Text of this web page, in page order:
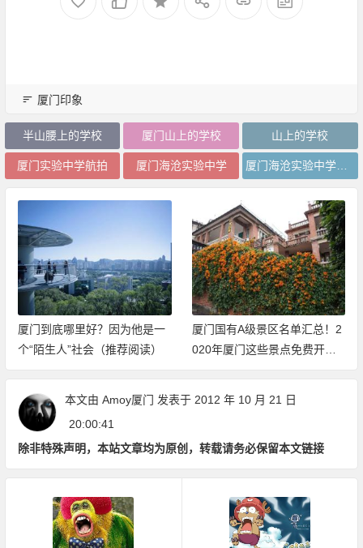
厦门印象
半山腰上的学校 厦门山上的学校 山上的学校
厦门实验中学航拍 厦门海沧实验中学
厦门到底哪里好？因为他是一
个“陌生人”社会（推荐阅读）
厦门国有A级景区名单汇总！2
020年厦门这些景点免费开放
（持续更新中）
本文由 Amoy厦门 发表于 2012 年 10 月 21 日
20:00:41
除非特殊声明，本站文章均为原创，转载请务必保留本文链接